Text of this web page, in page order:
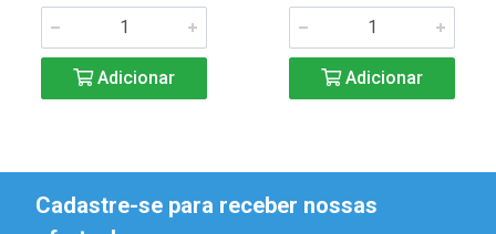
Adicionar Adicionar
Cadastre-se para receber nossas